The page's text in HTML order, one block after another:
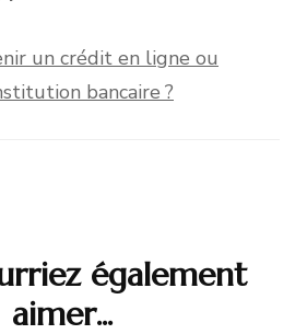
un crédit en ligne ou
bancaire ?
également
aimer...